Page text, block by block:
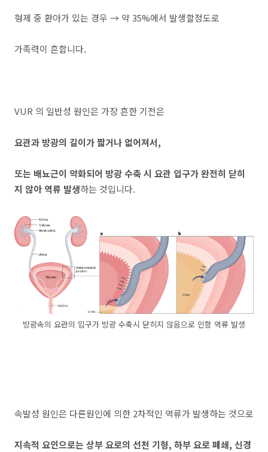
형제 중 환아가 있는 경우 → 약 35%에서 발생할정도로
가족력이 흔합니다.
VUR 의 일반성 원인은 가장 흔한 기전은
요관과 방광의 길이가 짧거나 없어져서,
또는 배뇨근이 약화되어 방광 수축 시 요관 입구가 완전히 닫히
지 않아 역류 발생하는 것입니다.
방광속의 요관의 입구가 방광 수축시 닫히지 않음으로 인함 역류 발생
속발성 원인은 다른원인에 의한 2차적인 역류가 발생하는 것으로
지속적 요인으로는 상부 요로의 선천 기형, 하부 요로 폐쇄, 신경